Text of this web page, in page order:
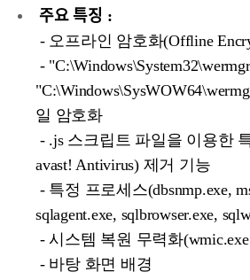
주요 특징 :
- 오프라인 암호화(Offline
-
일 암호화
- .js 스크립트 파일을 이용한
avast! Antivirus) 제거 기능
- 특정 프로세스(dbsnmp.exe,
sqlagent.exe, sqlbrowser.exe,
- 시스템 복원 무력화(wmic.exe
- 바탕 화면 배경